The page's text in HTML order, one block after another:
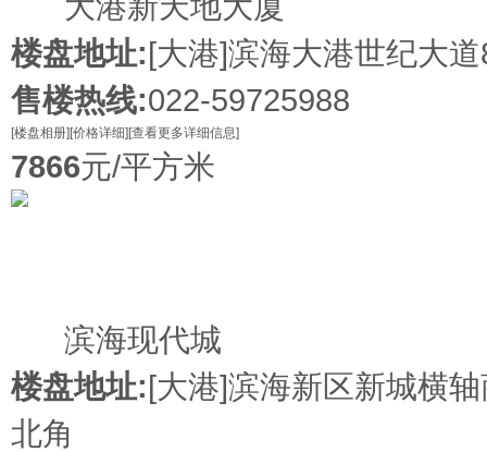
楼盘地址:[大港]滨海大港世纪大
售楼热线:022-59725988
[楼盘相册] [价格详细] [查看更多详细信息]
7866元/平方米
滨海现代城
楼盘地址:[大港]滨海新区新城横
北角